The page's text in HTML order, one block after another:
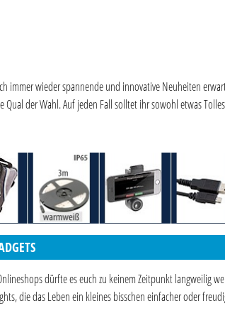
immer wieder spannende und innovative Neuheiten
der Wahl. Auf jeden Fall solltet ihr sowohl etwas
dürfte es euch zu keinem Zeitpunkt langweilig
die das Leben ein kleines bisschen einfacher oder